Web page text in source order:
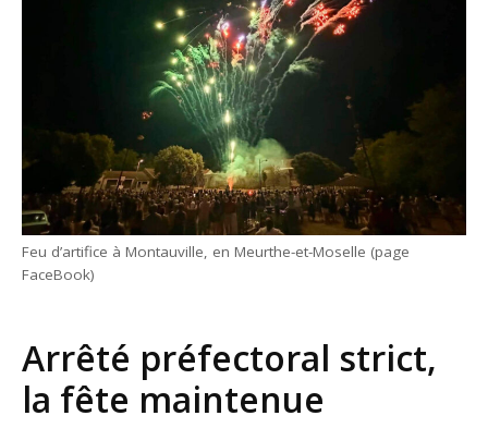
Feu d’artifice à Montauville, en Meurthe-et-Moselle (page
FaceBook)
Arrêté préfectoral strict,
la fête maintenue